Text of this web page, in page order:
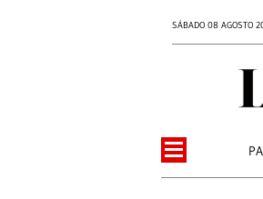
SÁBADO 08 AGOSTO